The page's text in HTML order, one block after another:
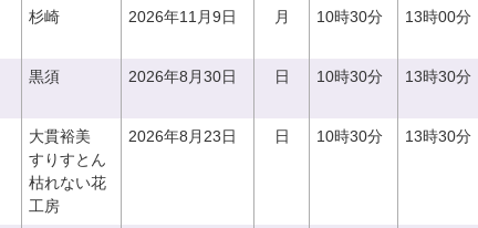
杉崎 2026年11月9日 月 10時30分 13時00分
黒須 2026年8月30日 日 10時30分 13時30分
大貫裕美
すりすとん
枯れない花
工房
2026年8月23日 日 10時30分 13時30分